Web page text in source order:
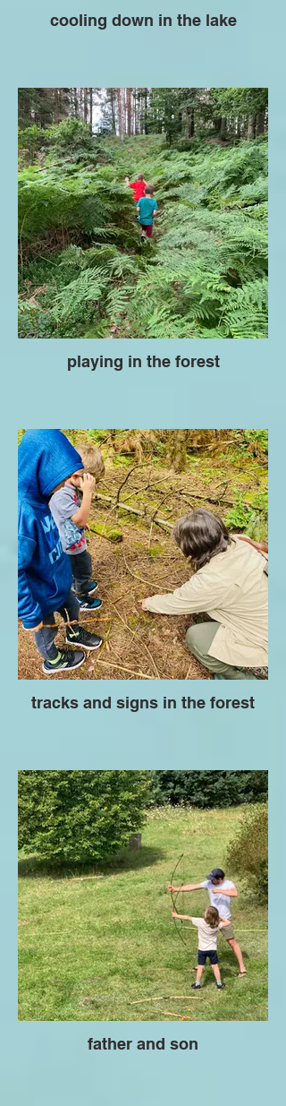
cooling down in the lake
playing in the forest
tracks and signs in the forest
father and son